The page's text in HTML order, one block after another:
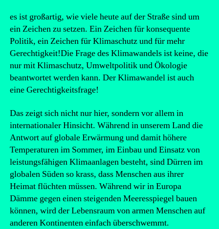
es ist großartig, wie viele heute auf der Straße sind um
ein Zeichen zu setzen. Ein Zeichen für konsequente
Politik, ein Zeichen für Klimaschutz und für mehr
Gerechtigkeit!Die Frage des Klimawandels ist keine, die
nur mit Klimaschutz, Umweltpolitik und Ökologie
beantwortet werden kann. Der Klimawandel ist auch
eine Gerechtigkeitsfrage!
Das zeigt sich nicht nur hier, sondern vor allem in
internationaler Hinsicht. Während in unserem Land die
Antwort auf globale Erwärmung und damit höhere
Temperaturen im Sommer, im Einbau und Einsatz von
leistungsfähigen Klimaanlagen besteht, sind Dürren im
globalen Süden so krass, dass Menschen aus ihrer
Heimat flüchten müssen. Während wir in Europa
Dämme gegen einen steigenden Meeresspiegel bauen
können, wird der Lebensraum von armen Menschen auf
anderen Kontinenten einfach überschwemmt.